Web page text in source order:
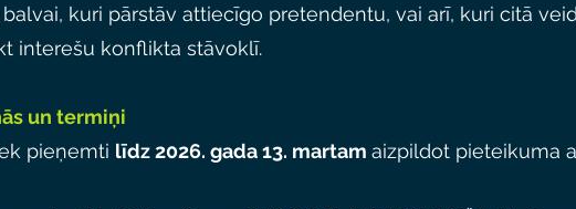
balvai, kuri pārstāv attiecīgo pretendentu, vai arī, kuri citā
interešu konflikta stāvoklī.
un termiņi
pieņemti līdz 2026. gada 13. martam aizpildot pieteikuma